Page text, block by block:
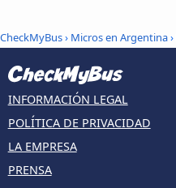
CheckMyBus› Micros en Argentina›
INFORMACIÓN LEGAL
POLÍTICA DE PRIVACIDAD
LA EMPRESA
PRENSA